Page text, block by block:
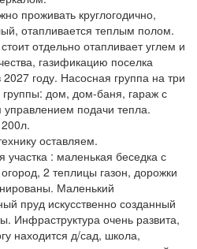
проживать круглогодично,
отапливается теплым полом.
отдельно отапливает углем и
газификацию поселка
году. Насосная группа на три
дом, дом-баня, гараж с
подачи тепла.
оставляем.
участка : маленькая беседка с
2 теплицы газон, дорожки
Маленький
пруд искусственно созданный
Инфраструктура очень развита,
находится д/сад, школа,